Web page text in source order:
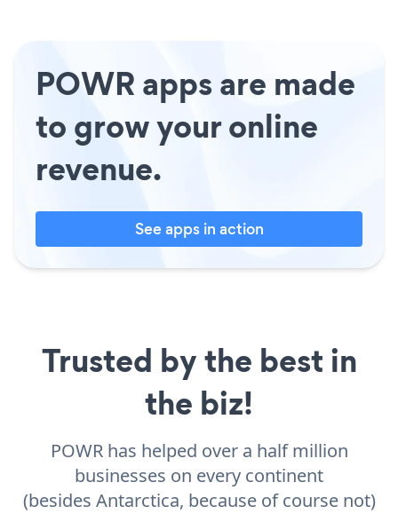
POWR apps are made
to grow your online
revenue.
See apps in action
Trusted by the best in
the biz!
POWR has helped over a half million
businesses on every continent
(besides Antarctica, because of course not)